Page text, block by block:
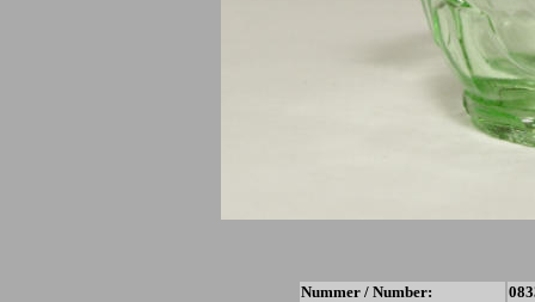
Nummer / Number: